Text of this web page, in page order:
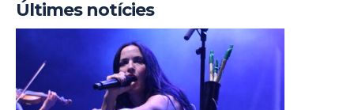
Últimes notícies